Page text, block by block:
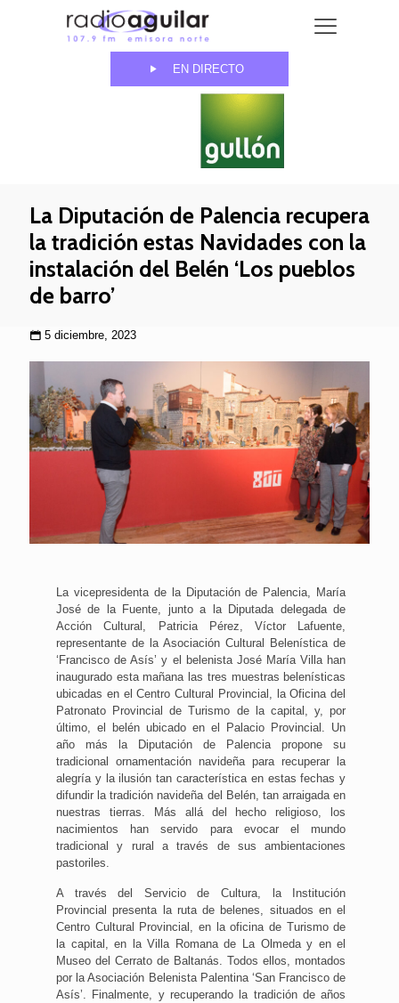
EN DIRECTO
La Diputación de Palencia recupera
la tradición estas Navidades con la
instalación del Belén ‘Los pueblos
de barro’
5 diciembre, 2023
La vicepresidenta de la Diputación de Palencia, María
José de la Fuente, junto a la Diputada delegada de
Acción Cultural, Patricia Pérez, Víctor Lafuente,
representante de la Asociación Cultural Belenística de
‘Francisco de Asís’ y el belenista José María Villa han
inaugurado esta mañana las tres muestras belenísticas
ubicadas en el Centro Cultural Provincial, la Oficina del
Patronato Provincial de Turismo de la capital, y, por
último, el belén ubicado en el Palacio Provincial. Un
año más la Diputación de Palencia propone su
tradicional ornamentación navideña para recuperar la
alegría y la ilusión tan característica en estas fechas y
difundir la tradición navideña del Belén, tan arraigada en
nuestras tierras. Más allá del hecho religioso, los
nacimientos han servido para evocar el mundo
tradicional y rural a través de sus ambientaciones
pastoriles.
A través del Servicio de Cultura, la Institución
Provincial presenta la ruta de belenes, situados en el
Centro Cultural Provincial, en la oficina de Turismo de
la capital, en la Villa Romana de La Olmeda y en el
Museo del Cerrato de Baltanás. Todos ellos, montados
por la Asociación Belenista Palentina ‘San Francisco de
Asís’. Finalmente, y recuperando la tradición de años